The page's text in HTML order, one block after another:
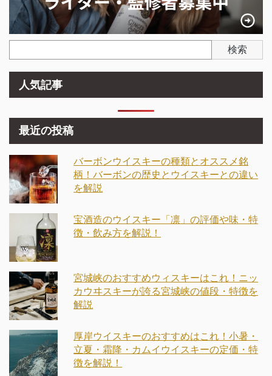
検索
人気記事
最近の投稿
バーボンウイスキーの種類とオススメ銘
柄！バーボンの歴史とウイスキーとの違い
を解説
宝酒造のウイスキー「凛」の評価や味・特
徴・飲み方を解説！
宮城峡のおすすめウィスキーはこれ！ニッ
カウヰスキーが誇る宮城峡の値段・特徴を
解説
厚岸ウイスキーのおすすめはこれ！小暑・
立夏・霜降・カムイウイスキーの定価・特
徴を解説！